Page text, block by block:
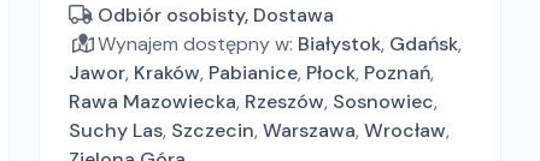
Odbiór osobisty, Dostawa
Wynajem dostępny w: Białystok, Gdańsk,
Jawor, Kraków, Pabianice, Płock, Poznań,
Rawa Mazowiecka, Rzeszów, Sosnowiec,
Suchy Las, Szczecin,Warszawa,Wrocław,